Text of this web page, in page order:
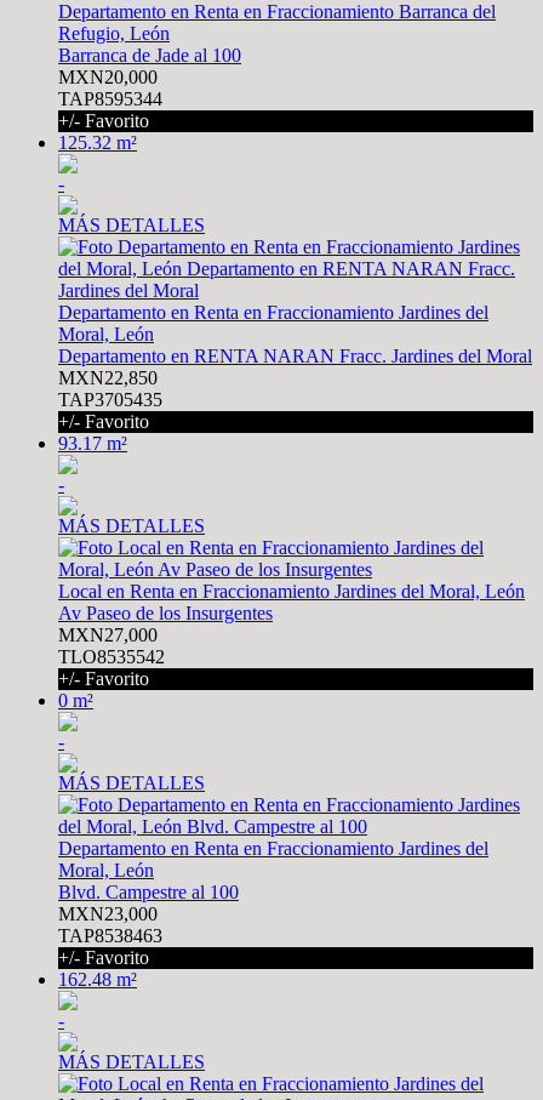
Departamento en Renta en Fraccionamiento Barranca del
Refugio, León
Barranca de Jade al 100
MXN20,000
TAP8595344
+/- Favorito
125.32 m²
-
MÁS DETALLES
Departamento en Renta en Fraccionamiento Jardines del
Moral, León
Departamento en RENTA NARAN Fracc. Jardines del Moral
MXN22,850
TAP3705435
+/- Favorito
93.17 m²
-
MÁS DETALLES
Local en Renta en Fraccionamiento Jardines del Moral, León
Av Paseo de los Insurgentes
MXN27,000
TLO8535542
+/- Favorito
0 m²
-
MÁS DETALLES
Departamento en Renta en Fraccionamiento Jardines del
Moral, León
Blvd. Campestre al 100
MXN23,000
TAP8538463
+/- Favorito
162.48 m²
-
MÁS DETALLES